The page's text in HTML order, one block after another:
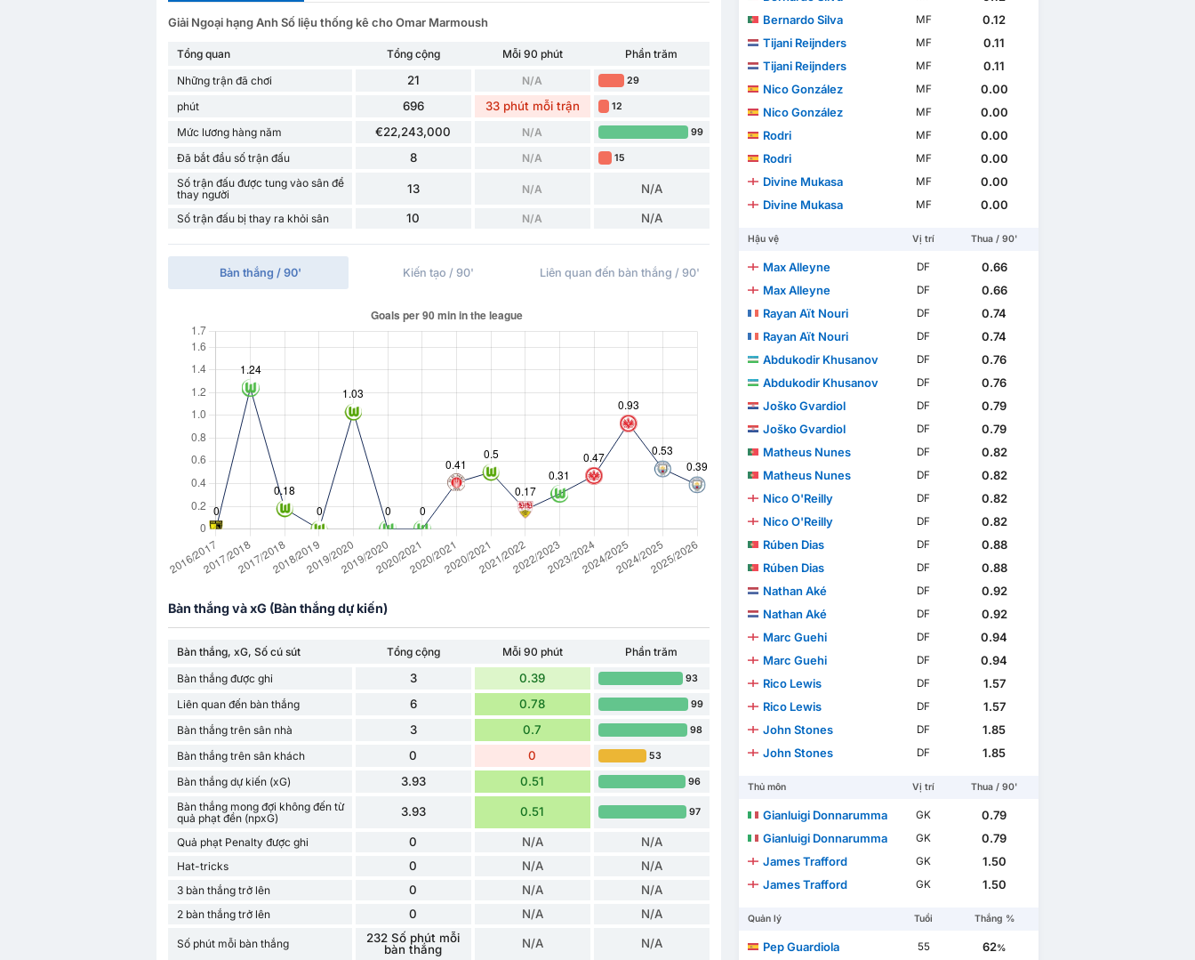
Giải Ngoại hạng Anh Số liệu thống kê cho Omar Marmoush
Tổng quan Tổng cộng Mỗi 90 phút
Phần trăm
Những trận đã chơi
21 N/A 29
phút 696 33 phút mỗi trận 12
Mức lương hàng năm €22,243,000 N/A 99
Đã bắt đầu số trận đấu 8 N/A 15
Số trận đấu được tung vào sân để
thay người
13 N/A N/A
Số trận đấu bị thay ra khỏi sân 10 N/A N/A
Bàn thắng / 90' Kiến tạo / 90' Liên quan đến bàn thắng / 90'
Bàn thắng và xG (Bàn thắng dự kiến)
Bàn thắng, xG, Số cú sút Tổng cộng Mỗi 90 phút
Phần trăm
Bàn thắng được ghi
3 0.39 93
Liên quan đến bàn thắng 6 0.78 99
Bàn thắng trên sân nhà 3 0.7 98
Bàn thắng trên sân khách 0 0 53
Bàn thắng dự kiến (xG) 3.93 0.51 96
Bàn thắng mong đợi không đến từ
quả phạt đền (npxG)
3.93 0.51 97
Quả phạt Penalty được ghi 0 N/A N/A
Hat-tricks 0 N/A N/A
3 bàn thắng trở lên 0 N/A N/A
2 bàn thắng trở lên 0 N/A N/A
Số phút mỗi bàn thắng
232 Số phút mỗi
bàn thắng
N/A N/A
Bernardo Silva
MF
0.12
Tijani Reijnders
MF
0.11
Tijani Reijnders
MF
0.11
Nico González
MF
0.00
Nico González
MF
0.00
Rodri
MF
0.00
Rodri
MF
0.00
Divine Mukasa
MF
0.00
Divine Mukasa
MF 0.00
Hậu vệ Vị trí Thua / 90'
Max Alleyne DF
0.66
Max Alleyne
DF
0.66
Rayan Aït Nouri
DF
0.74
Rayan Aït Nouri
DF
0.74
Abdukodir Khusanov
DF
0.76
Abdukodir Khusanov
DF
0.76
Joško Gvardiol
DF
0.79
Joško Gvardiol
DF
0.79
Matheus Nunes
DF
0.82
Matheus Nunes
DF
0.82
Nico O'Reilly
DF
0.82
Nico O'Reilly
DF
0.82
Rúben Dias
DF
0.88
Rúben Dias
DF
0.88
Nathan Aké
DF
0.92
Nathan Aké
DF
0.92
Marc Guehi
DF
0.94
Marc Guehi
DF
0.94
Rico Lewis
DF
1.57
Rico Lewis
DF
1.57
John Stones
DF
1.85
John Stones
DF 1.85
Thủ môn Vị trí Thua / 90'
Gianluigi Donnarumma GK
0.79
Gianluigi Donnarumma
GK
0.79
James Trafford
GK
1.50
James Trafford
GK 1.50
Quản lý Tuổi Thắng %
Pep Guardiola 55 62%